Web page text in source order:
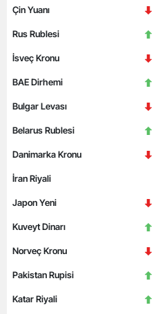
Çin Yuanı
Rus Rublesi
İsveç Kronu
BAE Dirhemi
Bulgar Levası
Belarus Rublesi
Danimarka Kronu
İran Riyali
Japon Yeni
Kuveyt Dinarı
Norveç Kronu
Pakistan Rupisi
Katar Riyali